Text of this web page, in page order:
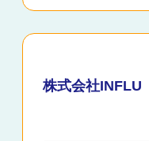
株式会社INFLU